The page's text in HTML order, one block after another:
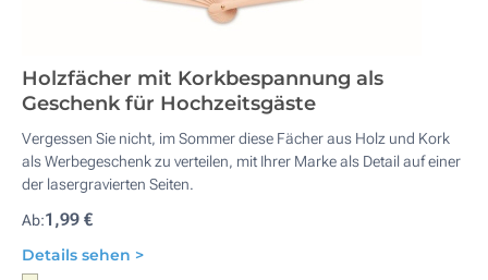
Holzfächer mit Korkbespannung als
Geschenk für Hochzeitsgäste
Vergessen Sie nicht, im Sommer diese Fächer aus Holz und Kork
als Werbegeschenk zu verteilen, mit Ihrer Marke als Detail auf einer
der lasergravierten Seiten.
Ab:1,99 €
Details sehen >